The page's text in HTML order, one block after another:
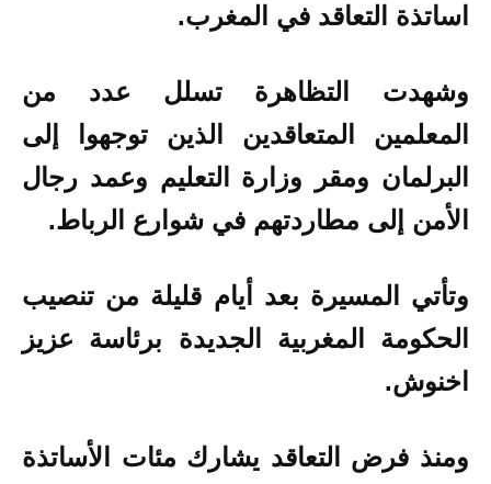
اساتذة التعاقد في المغرب.
وشهدت التظاهرة تسلل عدد من
المعلمين المتعاقدين الذين توجهوا إلى
البرلمان ومقر وزارة التعليم وعمد رجال
الأمن إلى مطاردتهم في شوارع الرباط.
وتأتي المسيرة بعد أيام قليلة من تنصيب
الحكومة المغربية الجديدة برئاسة عزيز
اخنوش.
ومنذ فرض التعاقد يشارك مئات الأساتذة